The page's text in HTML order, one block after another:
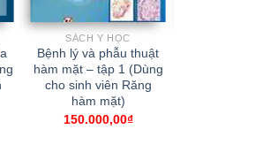
SÁCH Y HỌC
Bệnh lý và phẫu thuật
hàm mặt – tập 1 (Dùng
cho sinh viên Răng
hàm mặt)
150.000,00₫